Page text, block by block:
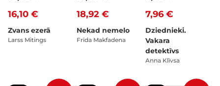
16,10 €
Zvans ezerā
Larss Mitings
18,92 €
Nekad nemelo
Frīda Makfadena
7,96 €
Dziednieki.
Vakara
detektīvs
Anna Klīvsa